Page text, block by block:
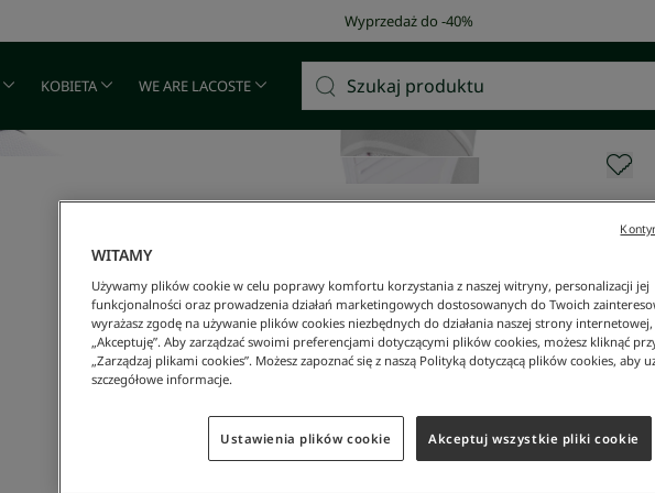
Darmowa dostawa od 400 zł!
KOBIETA WE ARE LACOSTE
WITAMY
Używamy plików cookie w celu poprawy komfortu korzystania z naszej witryny, personalizacji jej
funkcjonalności oraz prowadzenia działań marketingowych dostosowanych do Twoich
wyrażasz zgodę na używanie plików cookies niezbędnych do działania naszej strony
„Akceptuję”. Aby zarządzać swoimi preferencjami dotyczącymi plików cookies, możesz kliknąć
„Zarządzaj plikami cookies”. Możesz zapoznać się z naszą Polityką dotyczącą plików cookies, aby
szczegółowe informacje.
Ustawienia plików cookie Akceptuj wszystkie pliki cookie